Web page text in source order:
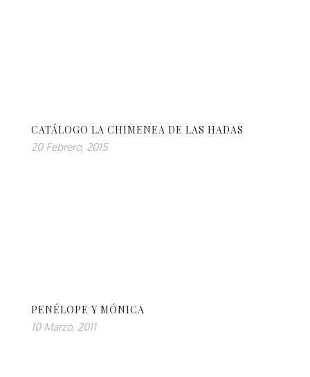
CATÁLOGO LA CHIMENEA DE LAS HADAS
20 Febrero, 2015
PENÉLOPE Y MÓNICA
10 Marzo, 2011